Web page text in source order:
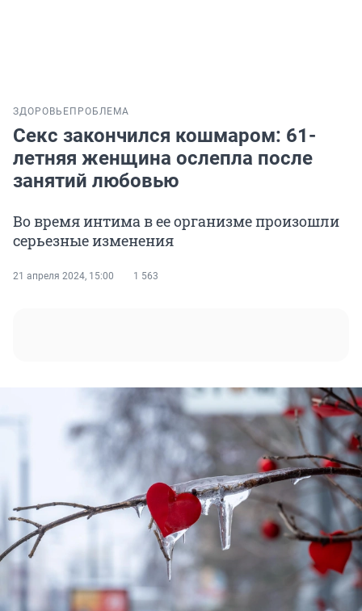
ЗДОРОВЬЕ ПРОБЛЕМА
Секс закончился кошмаром: 61-
летняя женщина ослепла после
занятий любовью
Во время интима в ее организме произошли
серьезные изменения
21 апреля 2024, 15:00 1 563